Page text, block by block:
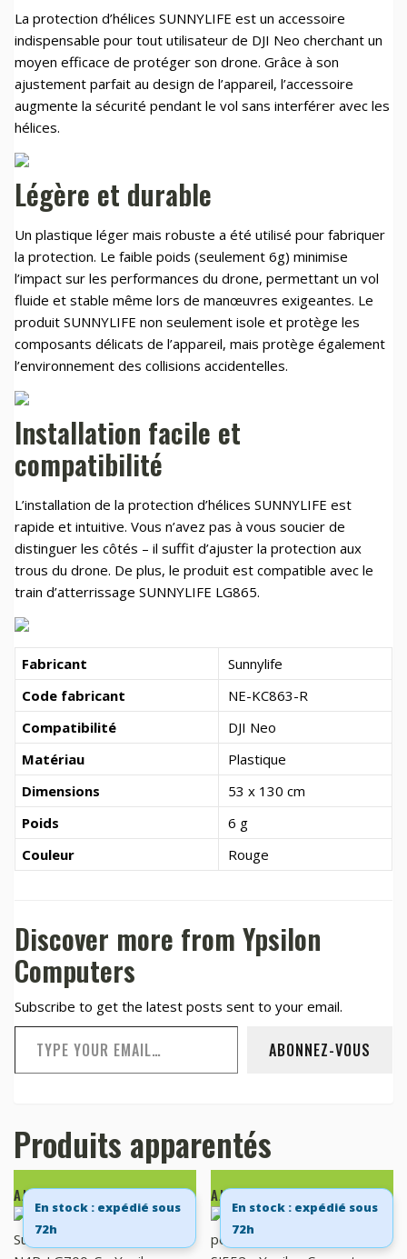
La protection d’hélices SUNNYLIFE est un accessoire
indispensable pour tout utilisateur de DJI Neo cherchant un
moyen efficace de protéger son drone. Grâce à son
ajustement parfait au design de l’appareil, l’accessoire
augmente la sécurité pendant le vol sans interférer avec les
hélices.
Légère et durable
Un plastique léger mais robuste a été utilisé pour fabriquer
la protection. Le faible poids (seulement 6g) minimise
l’impact sur les performances du drone, permettant un vol
fluide et stable même lors de manœuvres exigeantes. Le
produit SUNNYLIFE non seulement isole et protège les
composants délicats de l’appareil, mais protège également
l’environnement des collisions accidentelles.
Installation facile et
compatibilité
L’installation de la protection d’hélices SUNNYLIFE est
rapide et intuitive. Vous n’avez pas à vous soucier de
distinguer les côtés – il suffit d’ajuster la protection aux
trous du drone. De plus, le produit est compatible avec le
train d’atterrissage SUNNYLIFE LG865.
Fabricant
Sunnylife
Code fabricant
NE-KC863-R
Compatibilité
DJI Neo
Matériau
Plastique
Dimensions
53 x 130 cm
Poids
6 g
Couleur
Rouge
Discover more from Ypsilon
Computers
Subscribe to get the latest posts sent to your email.
Type your email…
ABONNEZ-VOUS
Produits apparentés
AJOUTER AU PANIER
En stock : expédié sous
72h
AJOUTER AU PANIER
En stock : expédié sous
72h